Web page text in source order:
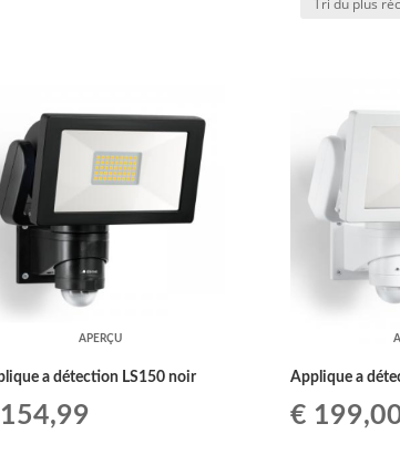
a détection LS150 noir
154,99
APERÇU
Applique a
€